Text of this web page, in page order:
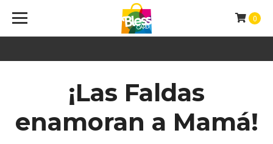
0
¡Las Faldas
enamoran a Mamá!